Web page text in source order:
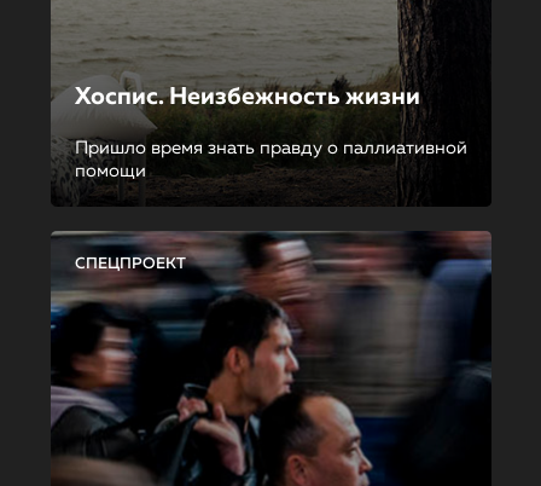
Хоспис. Неизбежность жизни
Пришло время знать правду о паллиативной
помощи
СПЕЦПРОЕКТ